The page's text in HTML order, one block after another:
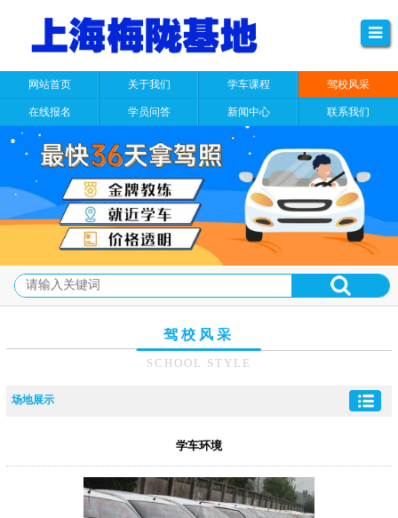
网站首页 关于我们 学车课程 驾校风采
在线报名 学员问答 新闻中心 联系我们
驾校风采
SCHOOL STYLE
场地展示
学车环境